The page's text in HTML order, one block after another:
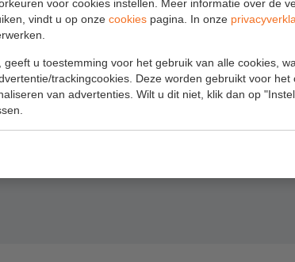
voor cookies instellen. Meer informatie over de
vindt u op onze cookies pagina. In onze
geeft u toestemming voor het gebruik van alle cookies,
trackingcookies. Deze worden gebruikt voor het
van advertenties. Wilt u dit niet, klik dan op
voorwaarden
ladder
Werkbordes
Magazijntrap
Trailertrap
Trap accessoires
Trap onderdelen
Schraag